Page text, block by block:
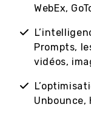
WebEx,
Prompts,
vidéos,
Unbounce,